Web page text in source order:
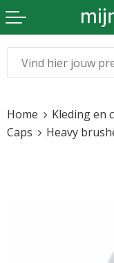
Kleding & caps
Beurs en
Sinterklaas
Home Kleding en
Caps
Heavy